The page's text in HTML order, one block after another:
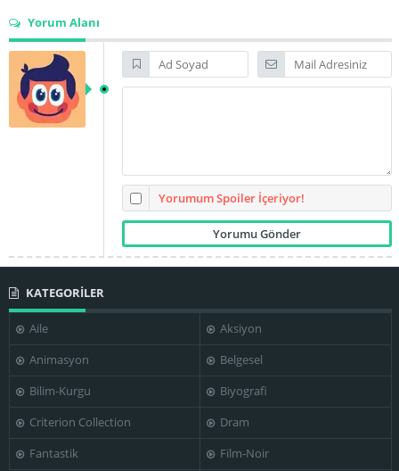
Jan Miner
Michael
Schoeffling
Paula Plum
Sandra Shipley Tom Kemp
Winona Ryder
Yorum Alanı
Yorumum Spoiler İçeriyor!
KATEGORİLER
Aile
Aksiyon
Animasyon
Belgesel
Bilim-Kurgu
Biyografi
Criterion Collection
Dram
Fantastik
Film-Noir